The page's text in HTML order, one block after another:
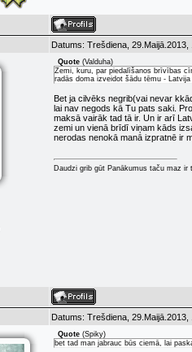
Datums: Trešdiena,
Quote (Valduha)
Zemi, kuru, par piedalīšanos brīvības
radās doma izveidot šādu tēmu -
Bet ja cilvēks negrib(vai nevar
lai nav negods kā Tu pats saki.
maksā vairāk tad tā ir. Un ir arī
zemi un vienā brīdī viņam kāds
nerodas nenokā manā izpratnē ir
Daudzi grib gūt Panākumus taču maz
Datums: Trešdiena,
Quote (Spiky)
bet tad man jabrauc būs ciemā, lai